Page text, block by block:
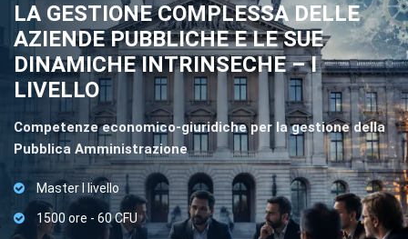
LA GESTIONE COMPLESSA DELLE
AZIENDE PUBBLICHE E LE SUE
DINAMICHE INTRINSECHE – I
LIVELLO
Competenze economico-giuridiche per la gestione della
Pubblica Amministrazione
Master I livello
1500 ore - 60 CFU